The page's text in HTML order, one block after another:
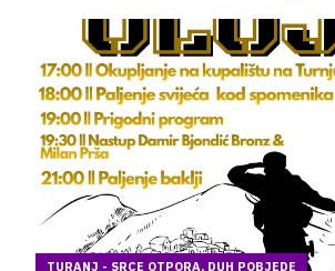
TURANJ - SRCE OTPORA, DUH POBJEDE